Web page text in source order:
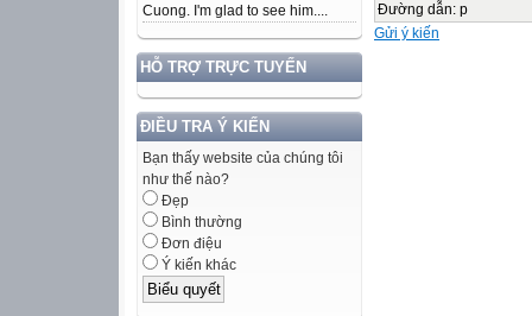
Cuong. I'm glad to see him....
HỖ TRỢ TRỰC TUYẾN
ĐIỀU TRA Ý KIẾN
Bạn thấy website của chúng tôi
như thế nào?
Đẹp
Bình thường
Đơn điệu
Ý kiến khác
Đường dẫn: p
Gửi ý kiến